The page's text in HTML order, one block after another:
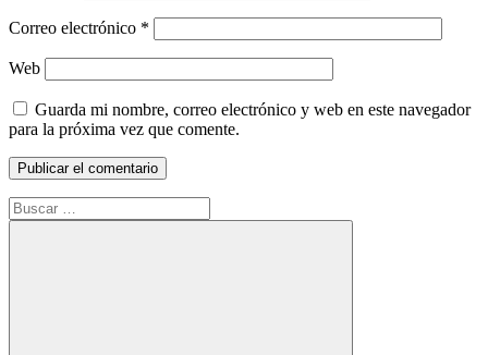
Correo electrónico *
Web
Guarda mi nombre, correo electrónico y web en este navegador
para la próxima vez que comente.
Buscar: